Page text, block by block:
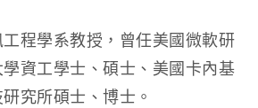
程學系教授，曾任美國微軟研
資工學士、碩士、美國卡內基
究所碩士、博士。